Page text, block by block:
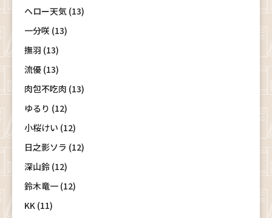
ヘロー天気 (13)
一分咲 (13)
撫羽 (13)
流優 (13)
肉包不吃肉 (13)
ゆるり (12)
小桜けい (12)
日之影ソラ (12)
深山鈴 (12)
鈴木竜一 (12)
KK (11)